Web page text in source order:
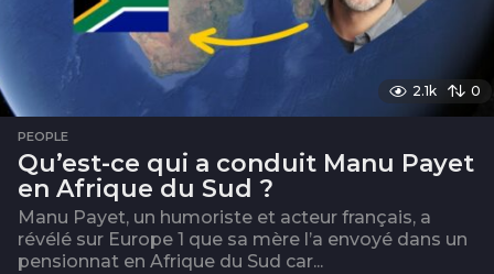
2.1k 0
PEOPLE
Qu’est-ce qui a conduit Manu Payet
en Afrique du Sud ?
Manu Payet, un humoriste et acteur français, a
révélé sur Europe 1 que sa mère l’a envoyé dans un
pensionnat en Afrique du Sud car...